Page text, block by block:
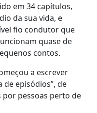
em 34 capítulos,
da sua vida, e
fio condutor que
quase de
contos.
a escrever
de episódios”, de
por pessoas perto de